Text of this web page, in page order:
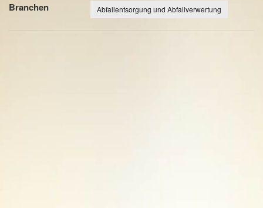
Branchen Abfallentsorgung und Abfallverwertung